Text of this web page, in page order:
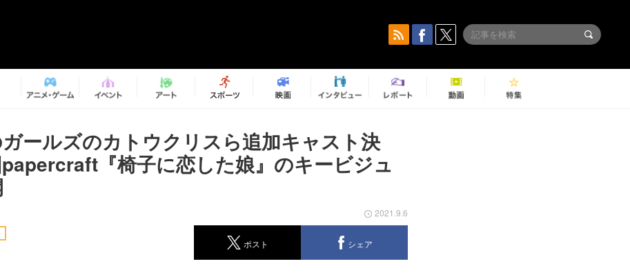
ールズのカトウクリスら追加キャスト決
『椅子に恋した娘』のキービジュ
2021.9.6
ポスト シェア